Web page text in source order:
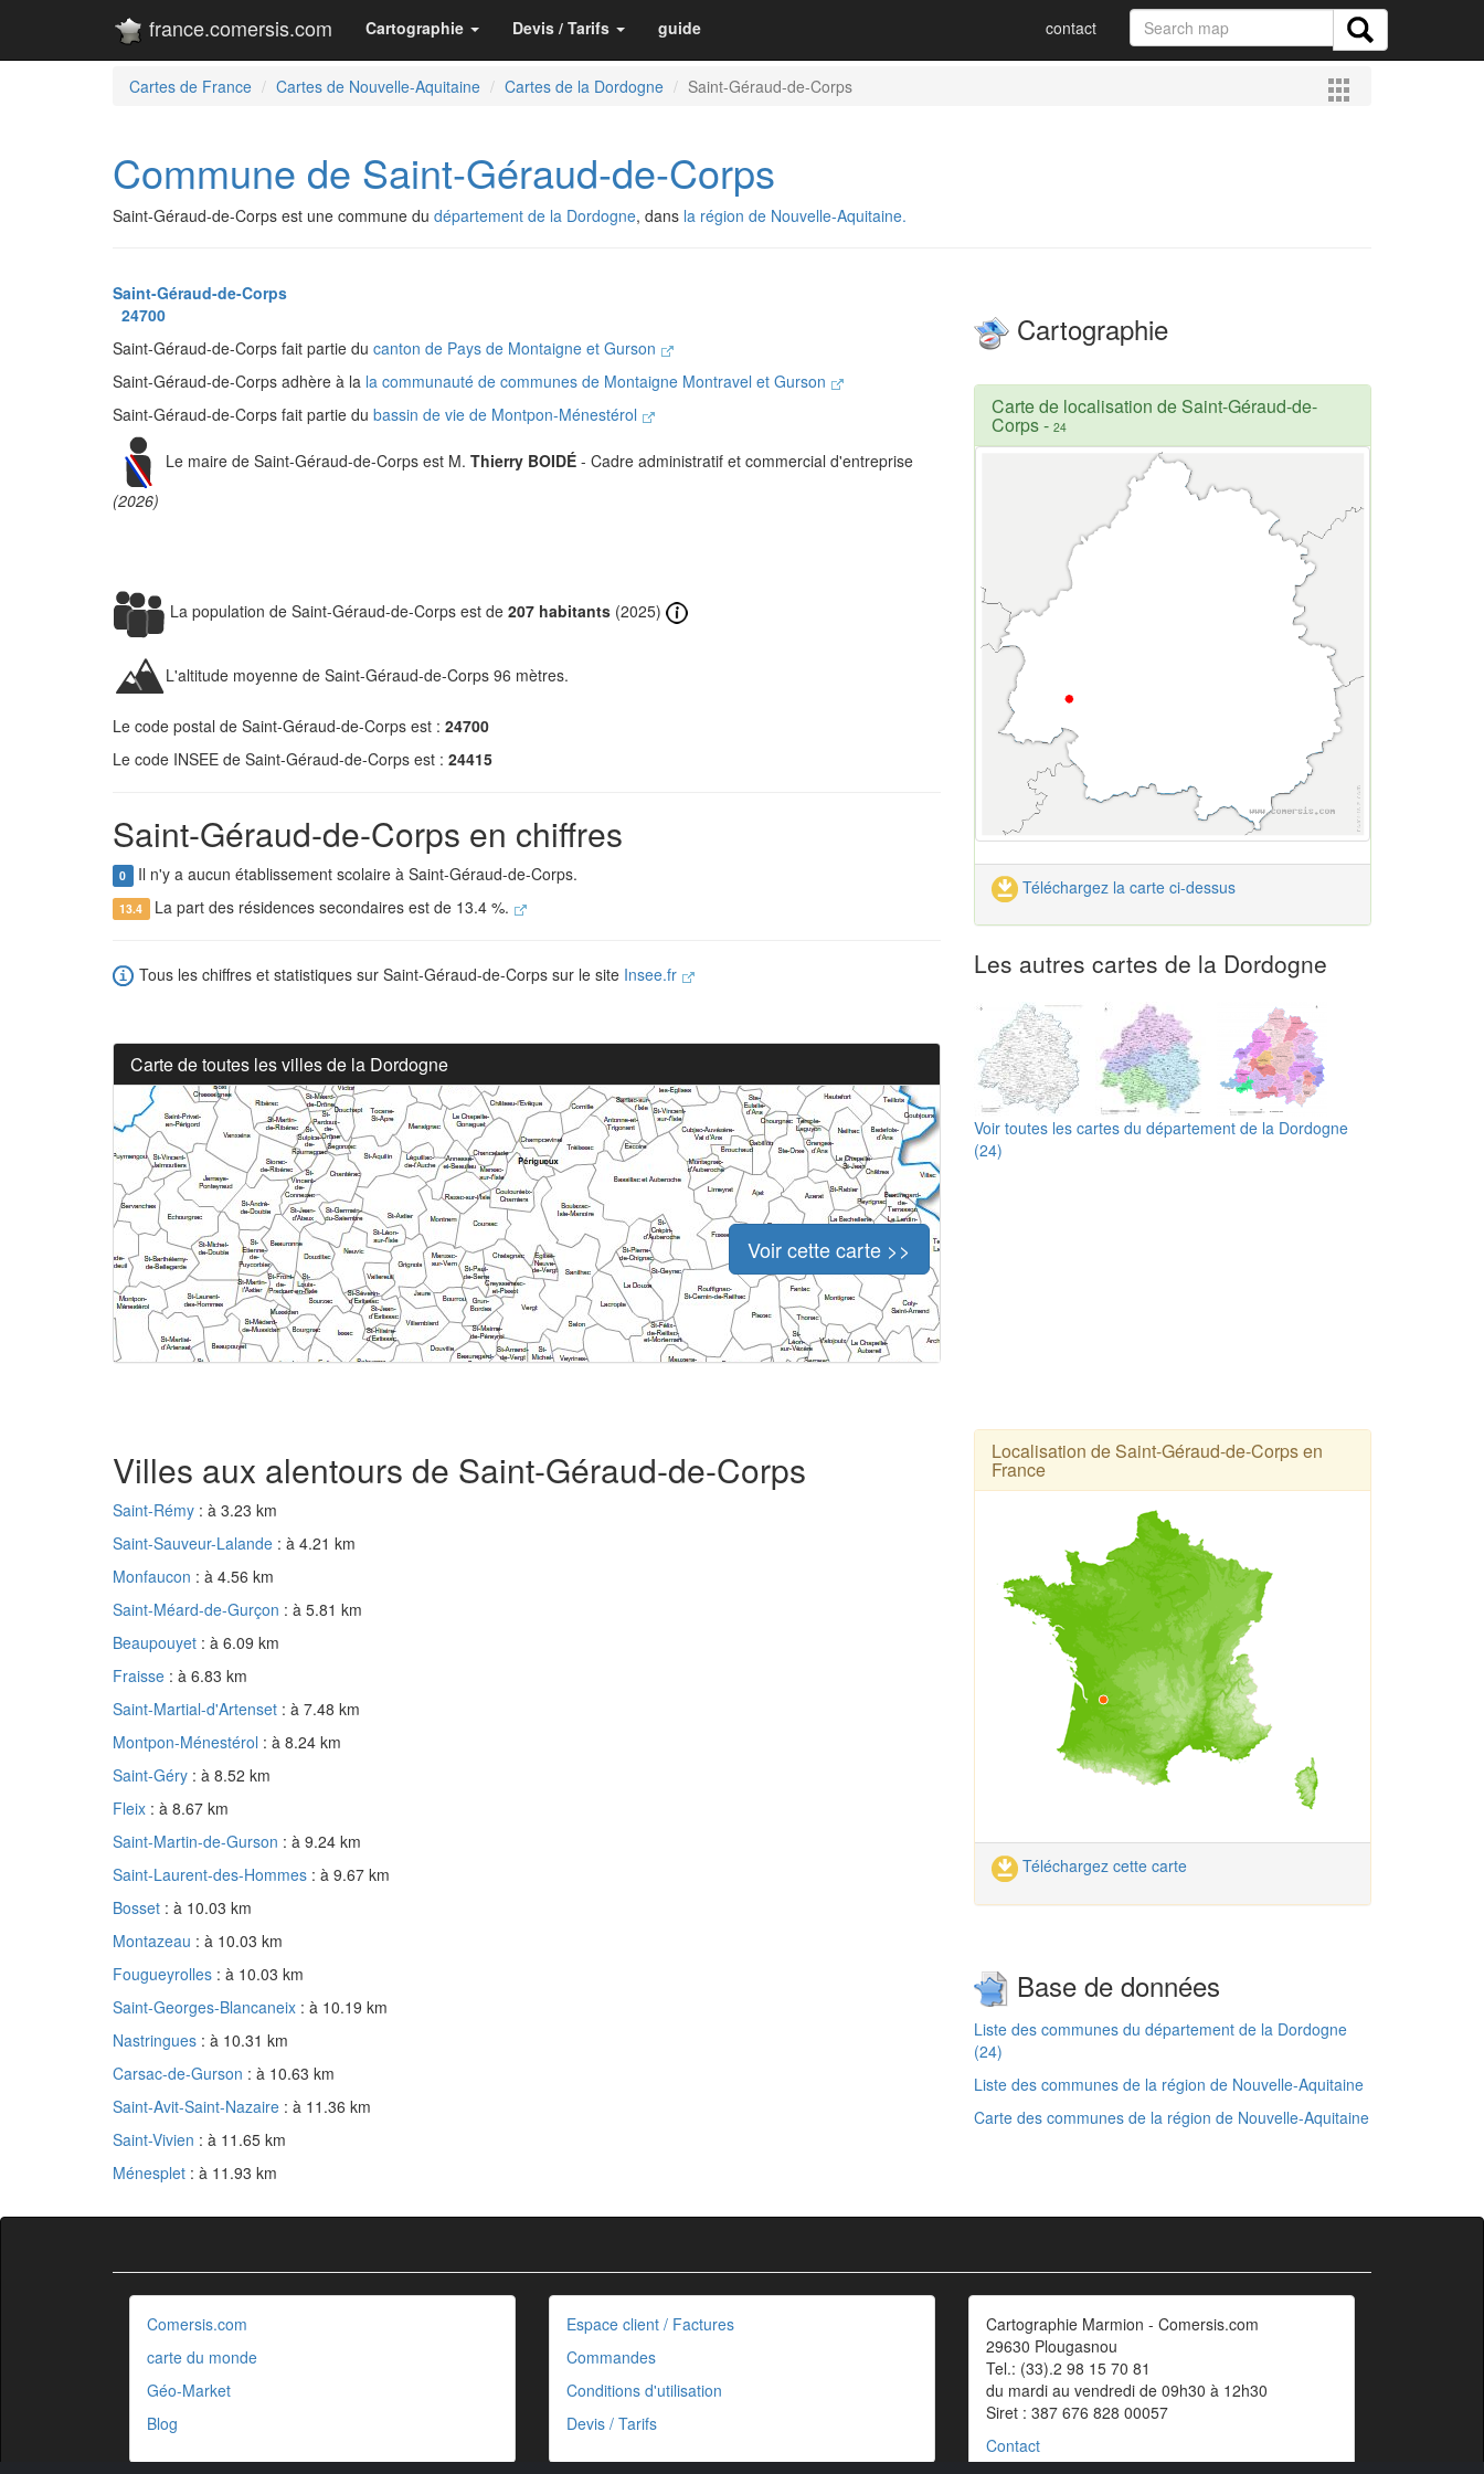
france.comersis.com Cartographie Devis / Tarifs guide contact
Cartes de France Cartes de Nouvelle-Aquitaine Cartes de la Dordogne Saint-Géraud-de-Corps
Commune de Saint-Géraud-de-Corps
Saint-Géraud-de-Corps est une commune du département de la Dordogne, dans la région de Nouvelle-Aquitaine.
Saint-Géraud-de-Corps
24700
Saint-Géraud-de-Corps fait partie du canton de Pays de Montaigne et Gurson
Saint-Géraud-de-Corps adhère à la la communauté de communes de Montaigne Montravel et Gurson
Saint-Géraud-de-Corps fait partie du bassin de vie de Montpon-Ménestérol
Le maire de Saint-Géraud-de-Corps est M. Thierry BOIDÉ - Cadre administratif et commercial d'entreprise
(2026)
La population de Saint-Géraud-de-Corps est de 207 habitants (2025)
L'altitude moyenne de Saint-Géraud-de-Corps 96 mètres.
Le code postal de Saint-Géraud-de-Corps est : 24700
Le code INSEE de Saint-Géraud-de-Corps est : 24415
Saint-Géraud-de-Corps en chiffres
0 Il n'y a aucun établissement scolaire à Saint-Géraud-de-Corps.
13.4 La part des résidences secondaires est de 13.4 %.
Tous les chiffres et statistiques sur Saint-Géraud-de-Corps sur le site Insee.fr
Carte de toutes les villes de la Dordogne
Voir cette carte >>
Cartographie
Carte de localisation de Saint-Géraud-de-
Corps- 24
Téléchargez la carte ci-dessus
Les autres cartes de la Dordogne
Voir toutes les cartes du département de la Dordogne
(24)
Villes aux alentours de Saint-Géraud-de-Corps
Saint-Rémy : à 3.23 km
Saint-Sauveur-Lalande : à 4.21 km
Monfaucon : à 4.56 km
Saint-Méard-de-Gurçon : à 5.81 km
Beaupouyet : à 6.09 km
Fraisse : à 6.83 km
Saint-Martial-d'Artenset : à 7.48 km
Montpon-Ménestérol : à 8.24 km
Saint-Géry : à 8.52 km
Fleix : à 8.67 km
Saint-Martin-de-Gurson : à 9.24 km
Saint-Laurent-des-Hommes : à 9.67 km
Bosset : à 10.03 km
Montazeau : à 10.03 km
Fougueyrolles : à 10.03 km
Saint-Georges-Blancaneix : à 10.19 km
Nastringues : à 10.31 km
Carsac-de-Gurson : à 10.63 km
Saint-Avit-Saint-Nazaire : à 11.36 km
Saint-Vivien : à 11.65 km
Ménesplet : à 11.93 km
Localisation de Saint-Géraud-de-Corps en
France
Téléchargez cette carte
Base de données
Liste des communes du département de la Dordogne
(24)
Liste des communes de la région de Nouvelle-Aquitaine
Carte des communes de la région de Nouvelle-Aquitaine
Comersis.com
carte du monde
Géo-Market
Blog
Espace client / Factures
Commandes
Conditions d'utilisation
Devis / Tarifs
Cartographie Marmion - Comersis.com
29630 Plougasnou
Tel.: (33).2 98 15 70 81
du mardi au vendredi de 09h30 à 12h30
Siret : 387 676 828 00057
Contact